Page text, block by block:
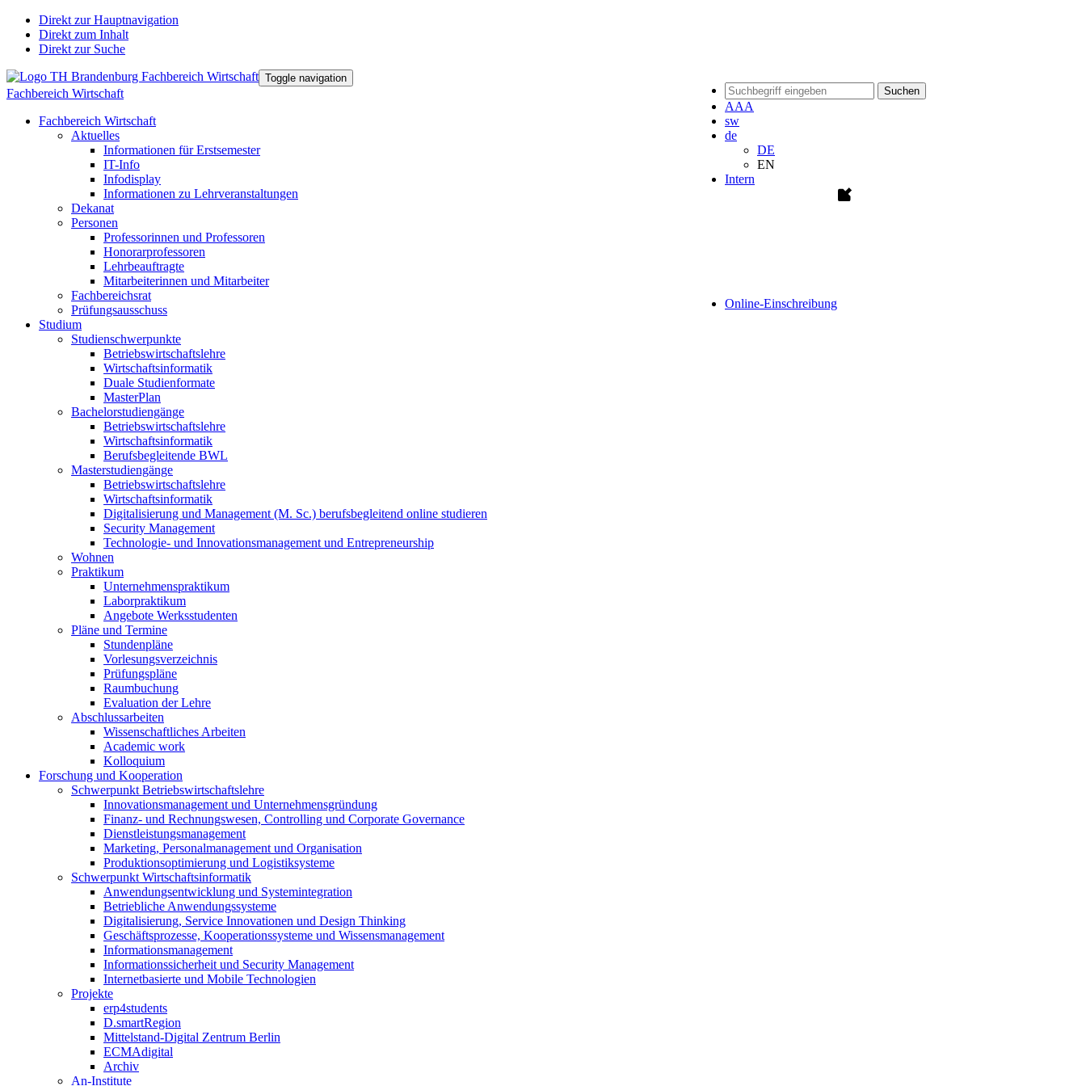
Direkt zur Hauptnavigation
Direkt zum Inhalt
Direkt zur Suche
Suchen
AAA
sw
de
DE
EN
Intern
Online-Einschreibung
Toggle navigation
Fachbereich Wirtschaft
Fachbereich Wirtschaft
Aktuelles
Informationen für Erstsemester
IT-Info
Infodisplay
Informationen zu Lehrveranstaltungen
Dekanat
Personen
Professorinnen und Professoren
Honorarprofessoren
Lehrbeauftragte
Mitarbeiterinnen und Mitarbeiter
Fachbereichsrat
Prüfungsausschuss
Studium
Studienschwerpunkte
Betriebswirtschaftslehre
Wirtschaftsinformatik
Duale Studienformate
MasterPlan
Bachelorstudiengänge
Betriebswirtschaftslehre
Wirtschaftsinformatik
Berufsbegleitende BWL
Masterstudiengänge
Betriebswirtschaftslehre
Wirtschaftsinformatik
Digitalisierung und Management (M. Sc.) berufsbegleitend online studieren
Security Management
Technologie- und Innovationsmanagement und Entrepreneurship
Wohnen
Praktikum
Unternehmenspraktikum
Laborpraktikum
Angebote Werksstudenten
Pläne und Termine
Stundenpläne
Vorlesungsverzeichnis
Prüfungspläne
Raumbuchung
Evaluation der Lehre
Abschlussarbeiten
Wissenschaftliches Arbeiten
Academic work
Kolloquium
Forschung und Kooperation
Schwerpunkt Betriebswirtschaftslehre
Innovationsmanagement und Unternehmensgründung
Finanz- und Rechnungswesen, Controlling und Corporate Governance
Dienstleistungsmanagement
Marketing, Personalmanagement und Organisation
Produktionsoptimierung und Logistiksysteme
Schwerpunkt Wirtschaftsinformatik
Anwendungsentwicklung und Systemintegration
Betriebliche Anwendungssysteme
Digitalisierung, Service Innovationen und Design Thinking
Geschäftsprozesse, Kooperationssysteme und Wissensmanagement
Informationsmanagement
Informationssicherheit und Security Management
Internetbasierte und Mobile Technologien
Projekte
erp4students
D.smartRegion
Mittelstand-Digital Zentrum Berlin
ECMAdigital
Archiv
An-Institute